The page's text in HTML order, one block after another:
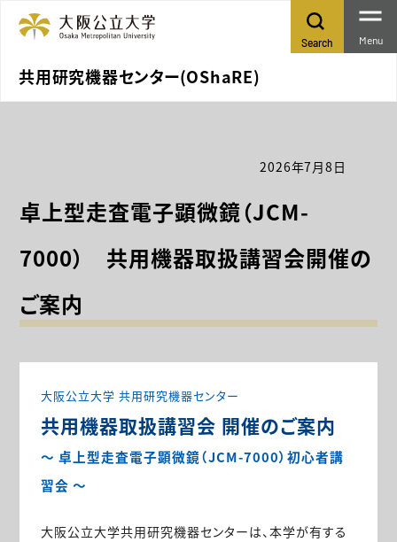
共用研究機器センター(OShaRE)
Search Menu
2026年7月8日
卓上型走査電子顕微鏡（JCM-
7000） 共用機器取扱講習会開催の
ご案内
大阪公立大学 共用研究機器センター
共用機器取扱講習会 開催のご案内
～ 卓上型走査電子顕微鏡（JCM-7000）初心者講
習会 ～
大阪公立大学共用研究機器センターは、本学が有する